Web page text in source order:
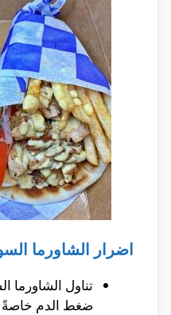
اضرار الشاورما
تناول الشاورما
ضغط الدم خاصةً